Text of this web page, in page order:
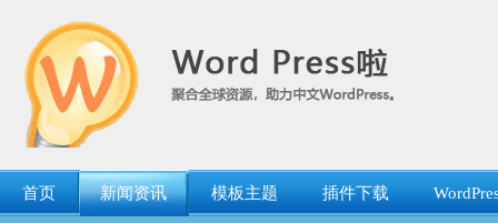
首页 新闻资讯 模板主题 插件下载